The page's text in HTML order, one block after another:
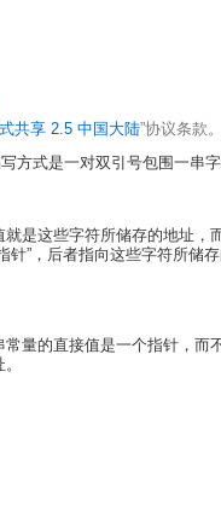
共享 2.5 中国大陆”协议条款。
方式是一对双引号包围一串字
是这些字符所储存的地址，
”，后者指向这些字符所储存
量的直接值是一个指针，而